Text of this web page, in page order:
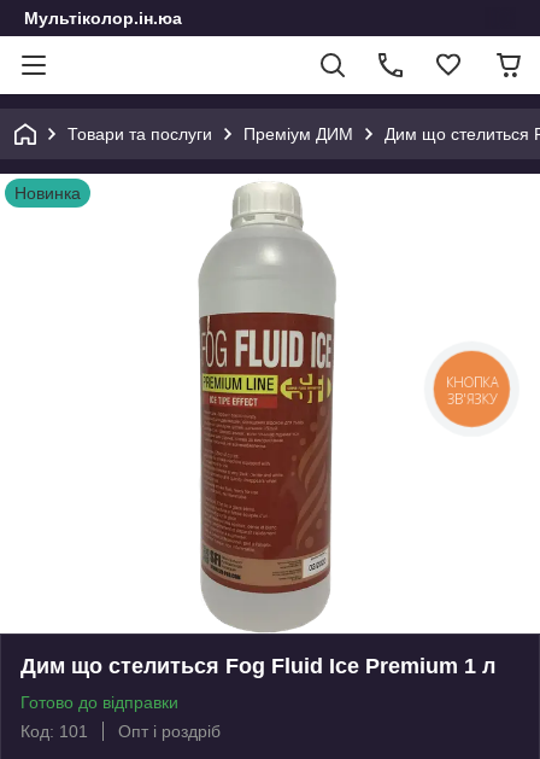
Мультіколор.ін.юа
Товари та послуги Преміум ДИМ Дим що стелиться
Новинка
Дим що стелиться Fog Fluid Ice Premium 1 л
Готово до відправки
Код: 101
Опт і роздріб
КНОПКА
ЗВ'ЯЗКУ